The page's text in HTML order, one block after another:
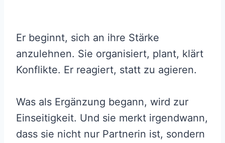
Er beginnt, sich an ihre Stärke
anzulehnen. Sie organisiert, plant, klärt
Konflikte. Er reagiert, statt zu agieren.
Was als Ergänzung begann, wird zur
Einseitigkeit. Und sie merkt irgendwann,
dass sie nicht nur Partnerin ist, sondern